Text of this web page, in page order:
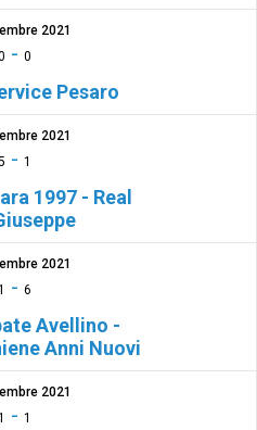
2021
- 0
Pesaro
2021
- 1
1997 - Real
2021
- 6
Avellino -
Anni Nuovi
2021
- 1